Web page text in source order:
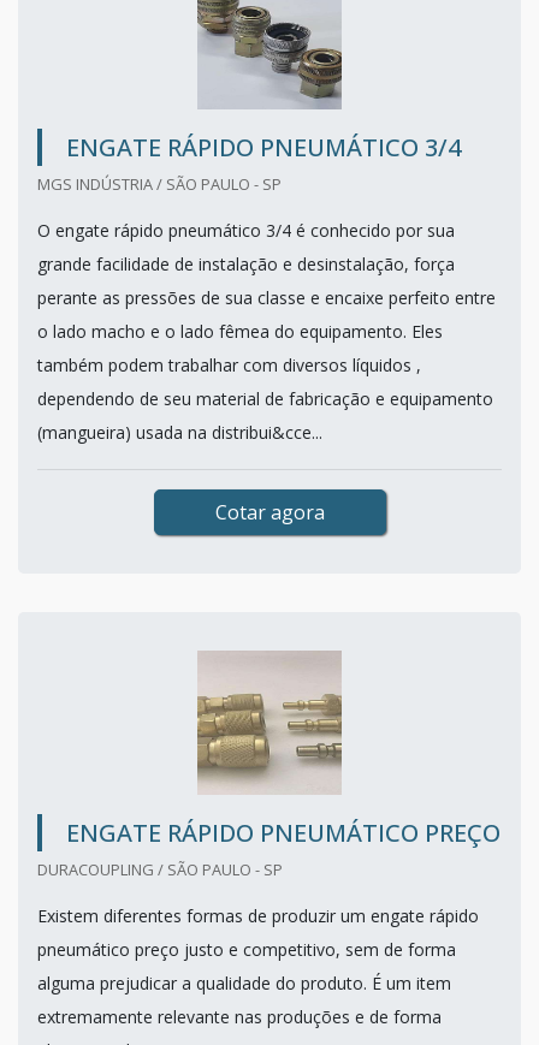
ENGATE RÁPIDO PNEUMÁTICO 3/4
MGS INDÚSTRIA / SÃO PAULO - SP
O engate rápido pneumático 3/4 é conhecido por sua
grande facilidade de instalação e desinstalação, força
perante as pressões de sua classe e encaixe perfeito entre
o lado macho e o lado fêmea do equipamento. Eles
também podem trabalhar com diversos líquidos ,
dependendo de seu material de fabricação e equipamento
(mangueira) usada na distribui&cce...
Cotar agora
ENGATE RÁPIDO PNEUMÁTICO PREÇO
DURACOUPLING / SÃO PAULO - SP
Existem diferentes formas de produzir um engate rápido
pneumático preço justo e competitivo, sem de forma
alguma prejudicar a qualidade do produto. É um item
extremamente relevante nas produções e de forma